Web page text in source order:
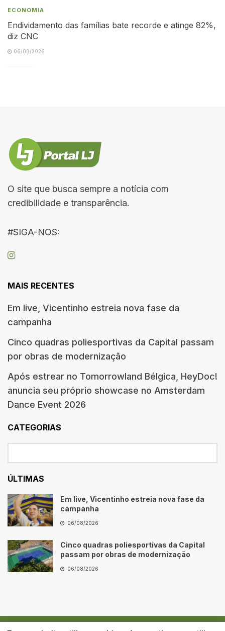
ECONOMIA
Endividamento das famílias bate recorde e atinge 82%,
diz CNC
06/08/2026
O site que busca sempre a notícia com
credibilidade e transparência.
#SIGA-NOS:
MAIS RECENTES
Em live, Vicentinho estreia nova fase da
campanha
Cinco quadras poliesportivas da Capital passam
por obras de modernização
Após estrear no Tomorrowland Bélgica, HeyDoc!
anuncia seu próprio showcase no Amsterdam
Dance Event 2026
CATEGORIAS
ÚLTIMAS
Em live, Vicentinho estreia nova fase da
campanha
06/08/2026
Cinco quadras poliesportivas da Capital
passam por obras de modernização
06/08/2026